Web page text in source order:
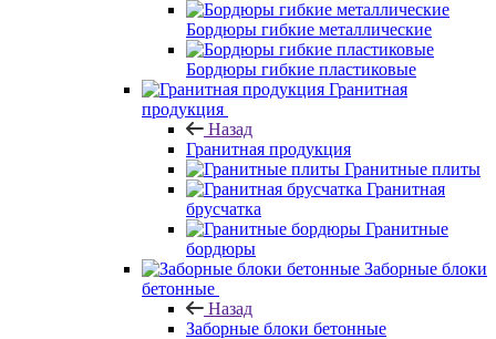
Бордюры гибкие металлические
Бордюры гибкие пластиковые
Гранитная
продукция
Назад
Гранитная продукция
Гранитные плиты
Гранитная
брусчатка
Гранитные
бордюры
Заборные блоки
бетонные
Назад
Заборные блоки бетонные